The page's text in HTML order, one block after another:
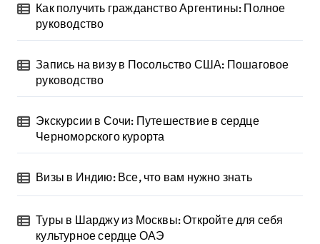
Как получить гражданство Аргентины: Полное
руководство
Запись на визу в Посольство США: Пошаговое
руководство
Экскурсии в Сочи: Путешествие в сердце
Черноморского курорта
Визы в Индию: Все, что вам нужно знать
Туры в Шарджу из Москвы: Откройте для себя
культурное сердце ОАЭ